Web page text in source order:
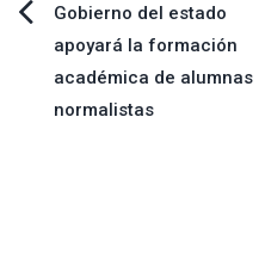
Navegación
de
entradas
Gobierno del estado
apoyará la formación
académica de alumnas
normalistas